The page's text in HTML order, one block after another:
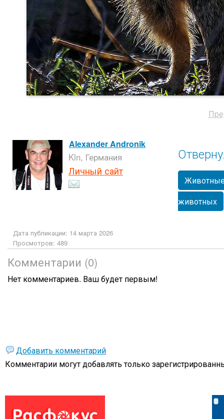
Alexander Andronik
Kln, Германия
Личный сайт
животных
Дата публикации: 14 марта 2026
Просмотров: 489
Комментарии (0)
Нет комментариев. Ваш будет первым!
Добавить комментарий
Комментарии могут добавлять только